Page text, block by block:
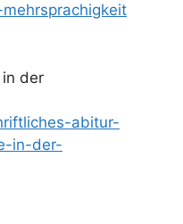
der
abitur-
in-der-